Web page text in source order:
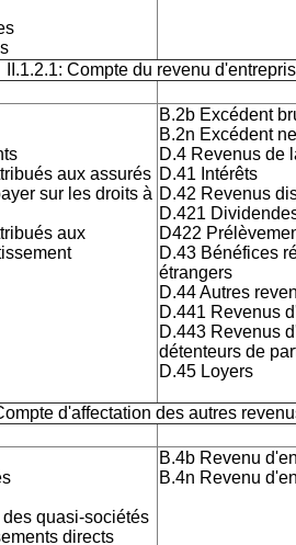
II.1.2.1: Compte du revenu
aux assurés
sur les droits à
aux
B.2b Excédent
B.2n Excédent
D.4 Revenus de
D.41 Intérêts
D.42 Revenus
D.421
D422
D.43 Bénéfices
étrangers
D.44 Autres
D.441 Revenus
D.443 Revenus
détenteurs de
D.45 Loyers
d'affectation des autres
quasi-sociétés
directs
B.4b Revenu
B.4n Revenu